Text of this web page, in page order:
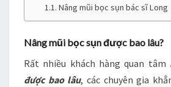
Nâng mũi bọc sụn bác sĩ Long
Nâng mũi bọc sụn được bao lâu?
Rất nhiều khách hàng quan tâm
được bao lâu, các chuyên gia